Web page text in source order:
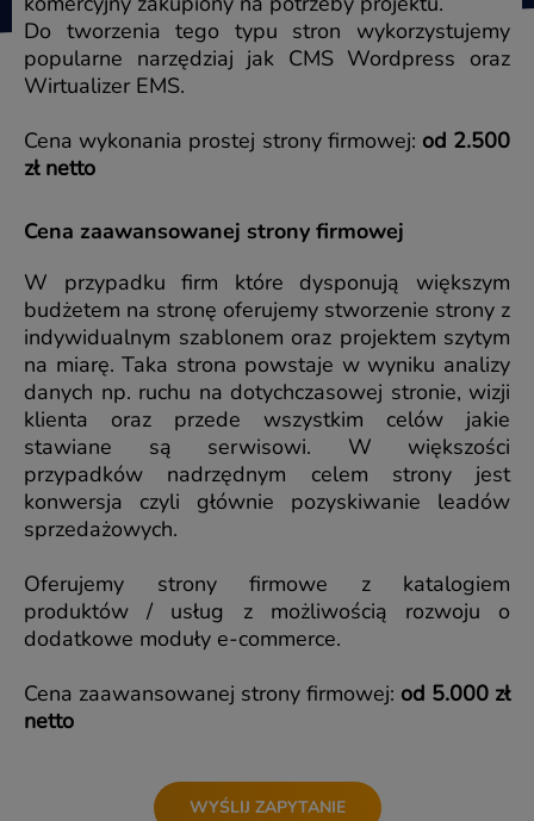
Do tworzenia tego typu stron wykorzystujemy
popularne narzędziaj jak CMS Wordpress oraz
Wirtualizer EMS.
Cena wykonania prostej strony firmowej: od 2.500
zł netto
Cena zaawansowanej strony firmowej
W przypadku firm które dysponują większym
budżetem na stronę oferujemy stworzenie strony z
indywidualnym szablonem oraz projektem szytym
na miarę. Taka strona powstaje w wyniku analizy
danych np. ruchu na dotychczasowej stronie, wizji
klienta oraz przede wszystkim celów jakie
stawiane są serwisowi. W większości
przypadków nadrzędnym celem strony jest
konwersja czyli głównie pozyskiwanie leadów
sprzedażowych.
Oferujemy strony firmowe z katalogiem
produktów / usług z możliwością rozwoju o
dodatkowe moduły e-commerce.
Cena zaawansowanej strony firmowej: od 5.000 zł
netto
WYŚLIJ ZAPYTANIE